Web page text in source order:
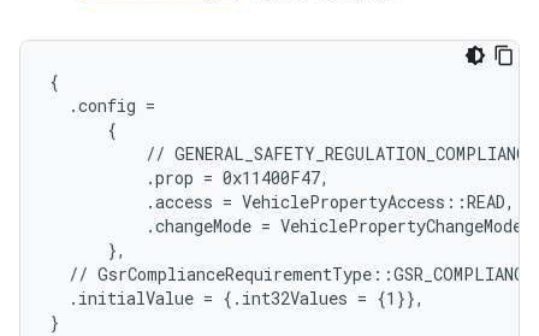
{
  .config =
      {
//
          .prop = 0x11400F47,
          .access = VehiclePropertyAccess::READ,
.changeMode =
      },
//
  .initialValue = {.int32Values = {1}},
}